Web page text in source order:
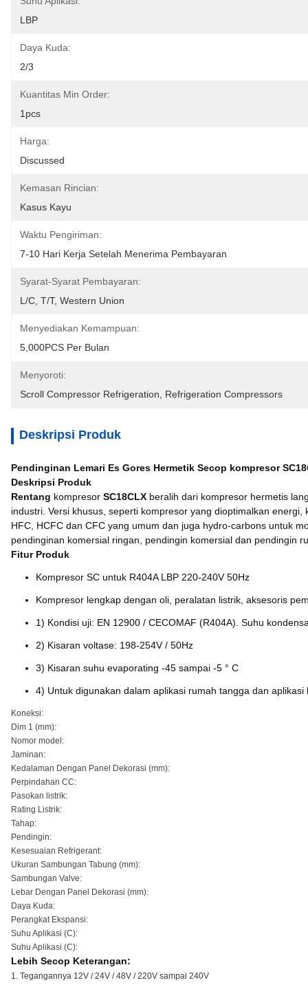
LBP
Daya Kuda:
2/3
Kuantitas Min Order:
1pcs
Harga:
Discussed
Kemasan Rincian:
Kasus Kayu
Waktu Pengiriman:
7-10 Hari Kerja Setelah Menerima Pembayaran
Syarat-Syarat Pembayaran:
L/C, T/T, Western Union
Menyediakan Kemampuan:
5,000PCS Per Bulan
Menyoroti:
Scroll Compressor Refrigeration
Refrigeration Compressors
Deskripsi Produk
Pendinginan Lemari Es Gores Hermetik Secop kompresor
Deskripsi Produk
Rentang kompresor SC18CLX beralih dari kompresor hermetis
industri. Versi khusus, seperti kompresor yang dioptimalkan
HFC, HCFC dan CFC yang umum dan juga hydro-carbons untuk
pendinginan komersial ringan, pendingin komersial dan pendingin
Fitur Produk
Kompresor SC untuk R404A LBP 220-240V 50Hz
Kompresor lengkap dengan oli, peralatan listrik, aksesoris
1) Kondisi uji: EN 12900 / CECOMAF (R404A). Suhu
2) Kisaran voltase: 198-254V / 50Hz
3) Kisaran suhu evaporating -45 sampai -5 ° C
4) Untuk digunakan dalam aplikasi rumah tangga dan aplikasi
Koneksi:
Dim 1 (mm):
Nomor model:
Jaminan:
Kedalaman Dengan Panel Dekorasi (mm):
Perpindahan CC:
Pasokan listrik:
Rating Listrik:
Tahap:
Pendingin:
Kesesuaian Refrigerant:
Ukuran Sambungan Tabung (mm):
Sambungan Valve:
Lebar Dengan Panel Dekorasi (mm):
Daya Kuda:
Perangkat Ekspansi:
Suhu Aplikasi (C):
Suhu Aplikasi (C):
Lebih Secop Keterangan:
1. Tegangannya 12V / 24V / 48V / 220V sampai 240V